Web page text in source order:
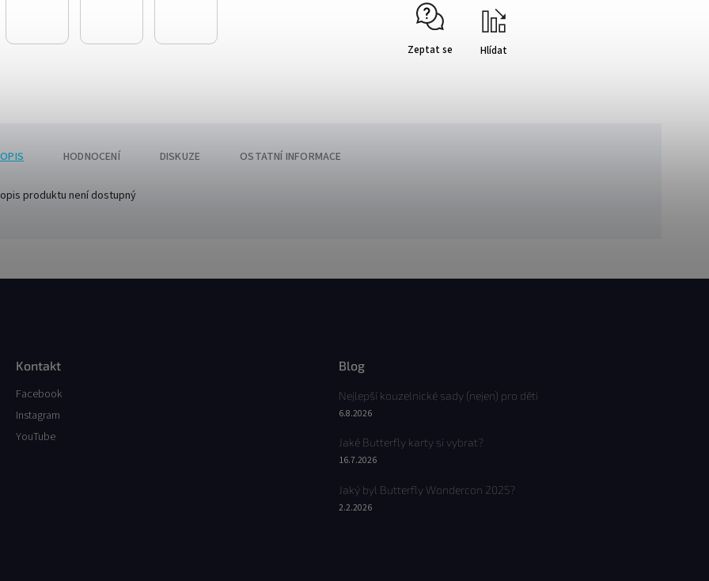
Zeptat se Hlídat
HODNOCENÍ DISKUZE OSTATNÍ INFORMACE
produktu není dostupný
Kontakt
Facebook
Instagram
YouTube
Blog
Nejlepší kouzelnické sady (nejen) pro děti
6.8.2026
Jaké Butterfly karty si vybrat?
16.7.2026
Jaký byl Butterfly Wondercon 2025?
2.2.2026